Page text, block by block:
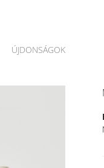
ÚJDONSÁGOK